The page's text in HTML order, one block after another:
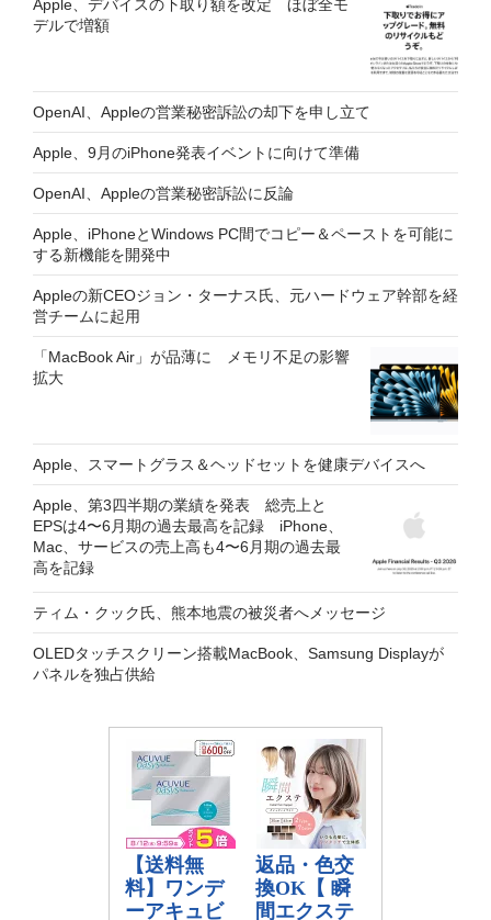
Apple、デバイスの下取り額を改定 ほぼ全モ
デルで増額
OpenAI、Appleの営業秘密訴訟の却下を申し立て
Apple、9月のiPhone発表イベントに向けて準備
OpenAI、Appleの営業秘密訴訟に反論
Apple、iPhoneとWindows PC間でコピー＆ペーストを可能に
する新機能を開発中
Appleの新CEOジョン・ターナス氏、元ハードウェア幹部を経
営チームに起用
「MacBook Air」が品薄に メモリ不足の影響
拡大
Apple、スマートグラス＆ヘッドセットを健康デバイスへ
Apple、第3四半期の業績を発表 総売上と
EPSは4〜6月期の過去最高を記録 iPhone、
Mac、サービスの売上高も4〜6月期の過去最
高を記録
ティム・クック氏、熊本地震の被災者へメッセージ
OLEDタッチスクリーン搭載MacBook、Samsung Displayが
パネルを独占供給